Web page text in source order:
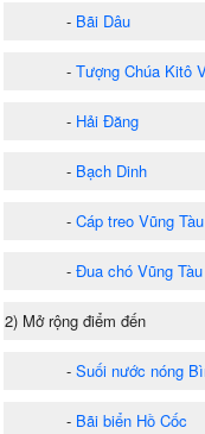
- Bãi Dâu
- Tượng Chúa Kitô
- Hải Đăng
- Bạch Dinh
- Cáp treo Vũng Tàu
- Đua chó Vũng Tàu
2) Mở rộng điểm đến
- Suối nước nóng
- Bãi biển Hồ Cốc